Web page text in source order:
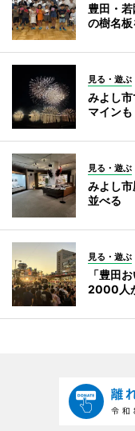
豊田・
の樹名
見る・遊ぶ
みよし
マインも
見る・遊ぶ
みよし
並べる
見る・遊ぶ
「豊田
2000人